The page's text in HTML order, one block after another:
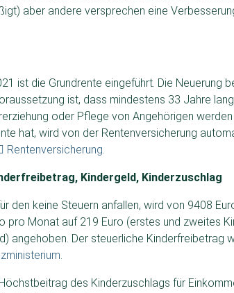
aber andere versprechen eine
ist die Grundrente eingeführt. Die Neuerung
ist, dass mindestens 33 Jahre
oder Pflege von Angehörigen
hat, wird von der Rentenversicherung
Rentenversicherung.
Kindergeld, Kinderzuschlag
den keine Steuern anfallen, wird von 9408
pro Monat auf 219 Euro (erstes und zweites
angehoben. Der steuerliche Kinderfreibetrag
.
des Kinderzuschlags für